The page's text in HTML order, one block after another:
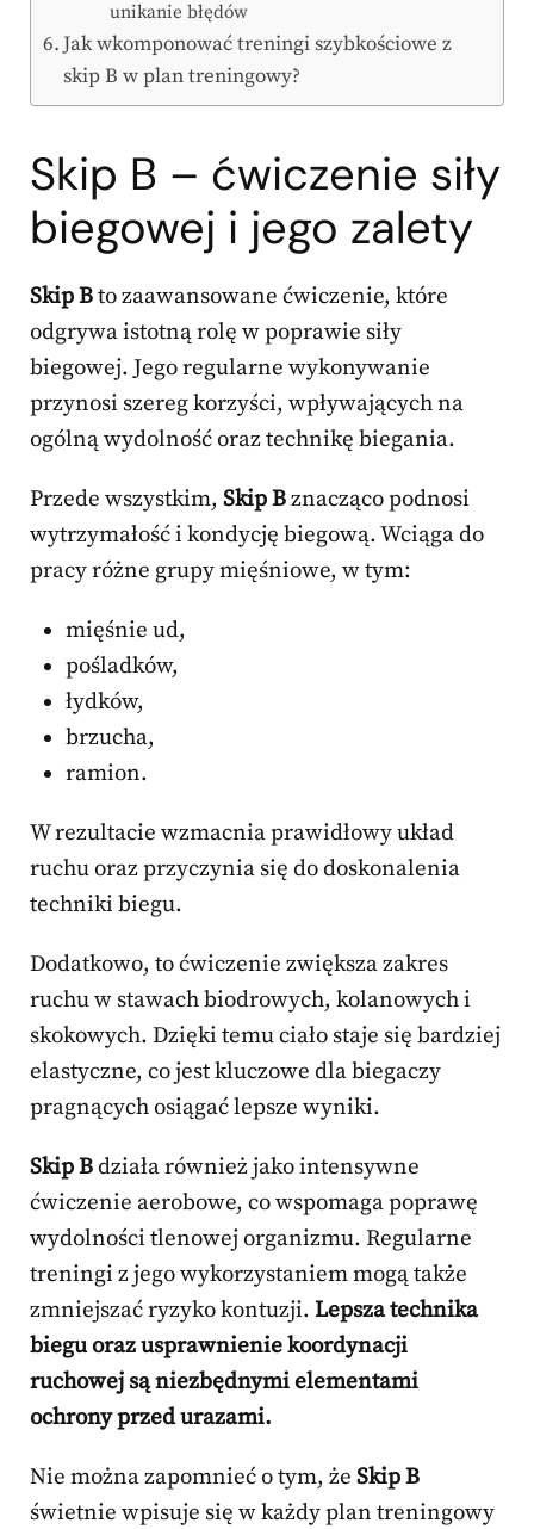
unikanie błędów
Jak wkomponować treningi szybkościowe z
skip B w plan treningowy?
Skip B – ćwiczenie siły
biegowej i jego zalety
Skip Bto zaawansowane ćwiczenie, które
odgrywa istotną rolę w poprawie siły
biegowej. Jego regularne wykonywanie
przynosi szereg korzyści, wpływających na
ogólną wydolność oraz technikę biegania.
Przede wszystkim, Skip Bznacząco podnosi
wytrzymałość i kondycję biegową. Wciąga do
pracy różne grupy mięśniowe, w tym:
mięśnie ud,
pośladków,
łydków,
brzucha,
ramion.
W rezultacie wzmacnia prawidłowy układ
ruchu oraz przyczynia się do doskonalenia
techniki biegu.
Dodatkowo, to ćwiczenie zwiększa zakres
ruchu w stawach biodrowych, kolanowych i
skokowych. Dzięki temu ciało staje się bardziej
elastyczne, co jest kluczowe dla biegaczy
pragnących osiągać lepsze wyniki.
Skip Bdziała również jako intensywne
ćwiczenie aerobowe, co wspomaga poprawę
wydolności tlenowej organizmu. Regularne
treningi z jego wykorzystaniem mogą także
zmniejszać ryzyko kontuzji. Lepsza technika
biegu oraz usprawnienie koordynacji
ruchowej są niezbędnymi elementami
ochrony przed urazami.
Nie można zapomnieć o tym, że Skip B
świetnie wpisuje się w każdy plan treningowy